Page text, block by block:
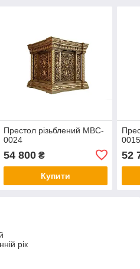
Престол різьблений MBC-
0024
54 800₴
Купити
52
рік